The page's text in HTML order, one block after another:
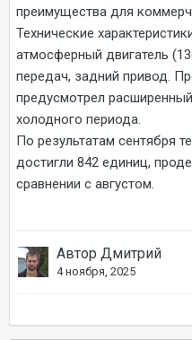
преимущества для
Технические
атмосферный двигатель
передач, задний привод.
предусмотрел
холодного периода.
По результатам сентября
достигли 842 единиц,
сравнении с августом.
Автор Дмитрий
4 ноября, 2025